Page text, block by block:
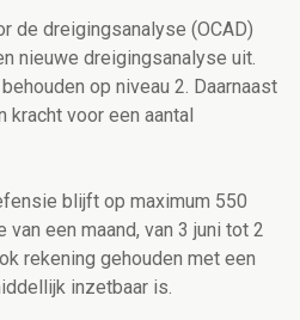
de dreigingsanalyse (OCAD)
nieuwe dreigingsanalyse uit.
op niveau 2. Daarnaast
voor een aantal
blijft op maximum 550
een maand, van 3 juni tot 2
rekening gehouden met een
inzetbaar is.